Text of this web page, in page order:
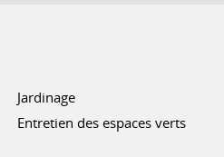
Jardinage
Entretien des espaces verts